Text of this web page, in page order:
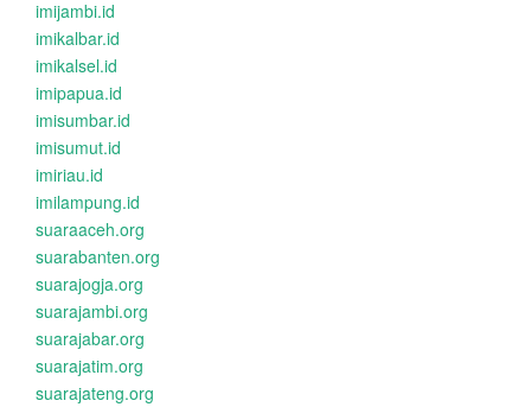
imijambi.id
imikalbar.id
imikalsel.id
imipapua.id
imisumbar.id
imisumut.id
imiriau.id
imilampung.id
suaraaceh.org
suarabanten.org
suarajogja.org
suarajambi.org
suarajabar.org
suarajatim.org
suarajateng.org